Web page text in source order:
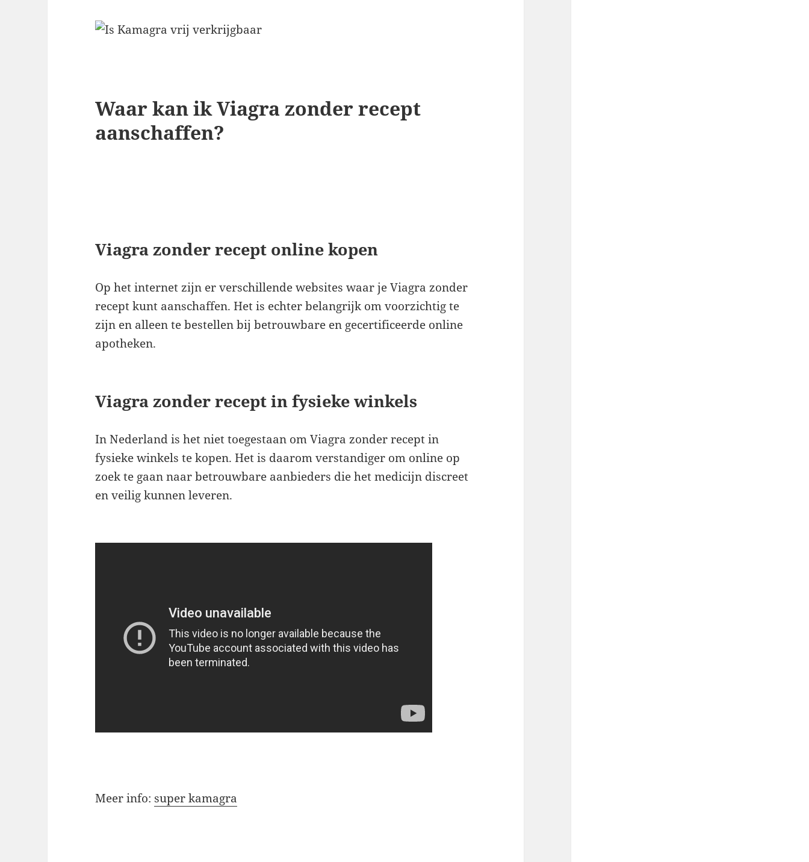
Waar kan ik Viagra zonder recept
aanschaffen?
Viagra zonder recept online kopen
Op het internet zijn er verschillende websites waar je Viagra zonder
recept kunt aanschaffen. Het is echter belangrijk om voorzichtig te
zijn en alleen te bestellen bij betrouwbare en gecertificeerde online
apotheken.
Viagra zonder recept in fysieke winkels
In Nederland is het niet toegestaan om Viagra zonder recept in
fysieke winkels te kopen. Het is daarom verstandiger om online op
zoek te gaan naar betrouwbare aanbieders die het medicijn discreet
en veilig kunnen leveren.
Meer info: super kamagra